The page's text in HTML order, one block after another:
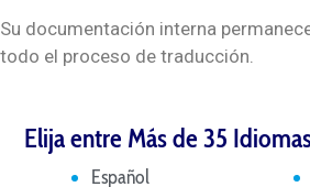
Su documentación interna
todo el proceso de traducción.
Elija entre Más de 35
Español